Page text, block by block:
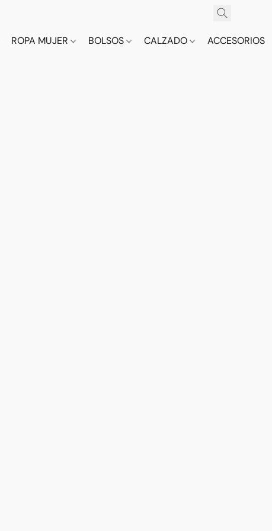
ROPA MUJER BOLSOS CALZADO ACCESORIOS